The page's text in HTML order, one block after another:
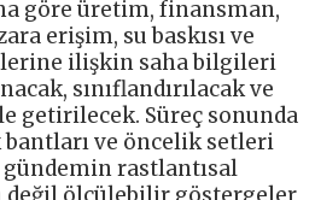
göre üretim, finansman,
erişim, su baskısı ve
ilişkin saha bilgileri
sınıflandırılacak ve
getirilecek. Süreç sonunda
ve öncelik setleri
rastlantısal